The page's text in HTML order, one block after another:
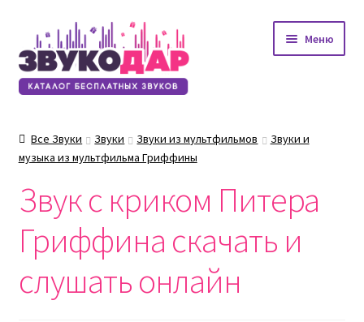
Перейти
к
навигации
Перейти
к
содержимому
Меню
Все Звуки Звуки Звуки из мультфильмов
Звуки и
музыка из мультфильма Гриффины
Звук с криком Питера
Гриффина скачать и
слушать онлайн